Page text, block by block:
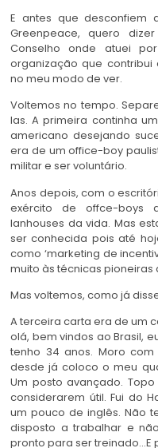
E antes que desconfiem
Greenpeace, quero
Conselho onde atuei
organização que
no meu modo de ver.
Voltemos no tempo.
las. A primeira continha
americano desejando
era de um office-boy
militar e ser voluntário.
Anos depois, com o
exército de offce-boys
lanhouses da vida. Mas
ser conhecida pois até
como ‘marketing de
muito às técnicas pioneiras
Mas voltemos, como já
A terceira carta era de um
olá, bem vindos ao Brasil,
tenho 34 anos. Moro
desde já coloco o meu
Um posto avançado.
considerarem útil. Fui do
um pouco de inglês. Não
disposto a trabalhar e
pronto para ser treinado…E